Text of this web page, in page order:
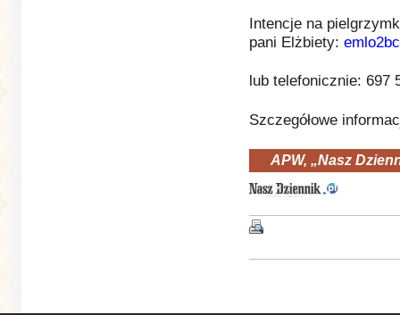
Intencje na
pani Elżbiety:
lub telefonicznie: 697
Szczegółowe
APW, „Nasz